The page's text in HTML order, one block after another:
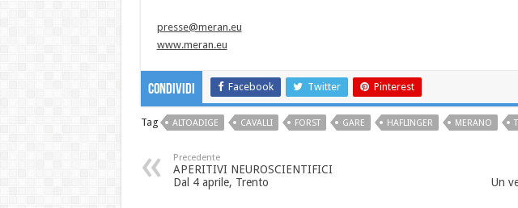
presse@meran.eu
www.meran.eu
Condividi Facebook Twitter Pinterest
Tag ALTOADIGE CAVALLI FORST GARE HAFLINGER MERANO
Precedente
APERITIVI NEUROSCIENTIFICI
Dal 4 aprile, Trento
Un